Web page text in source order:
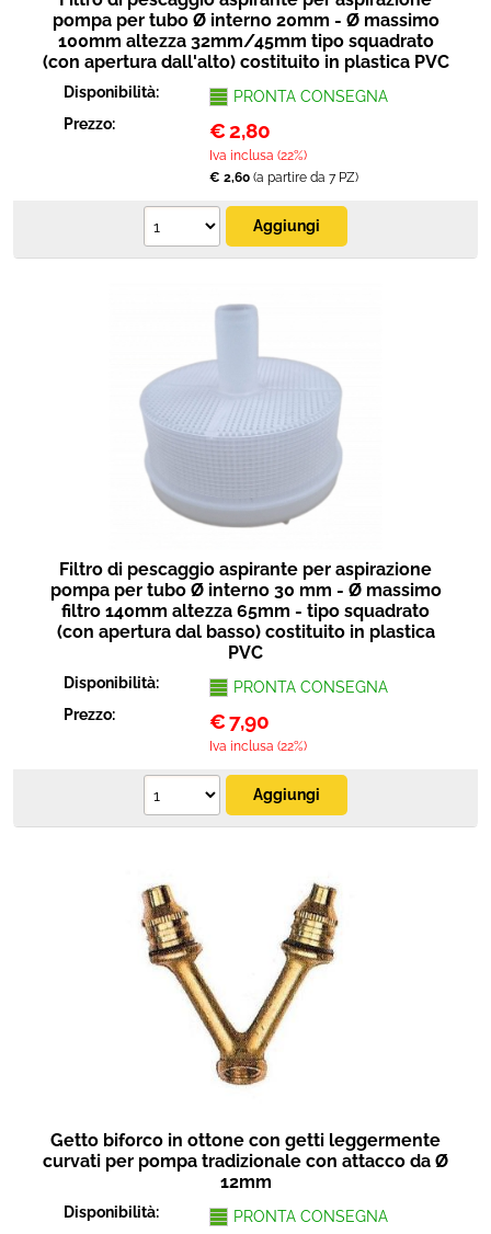
pompa per tubo Ø interno 20mm - Ø massimo
100mm altezza 32mm/45mm tipo squadrato
(con apertura dall'alto) costituito in plastica PVC
Disponibilità:
PRONTA CONSEGNA
Prezzo:
€2,80
Iva inclusa (22%)
€ 2,60(a partire da 7 PZ)
Filtro di pescaggio aspirante per aspirazione
pompa per tubo Ø interno 30 mm - Ø massimo
filtro 140mm altezza 65mm - tipo squadrato
(con apertura dal basso) costituito in plastica
PVC
Disponibilità:
PRONTA CONSEGNA
Prezzo:
€7,90
Iva inclusa (22%)
Getto biforco in ottone con getti leggermente
curvati per pompa tradizionale con attacco da Ø
12mm
Disponibilità:
PRONTA CONSEGNA